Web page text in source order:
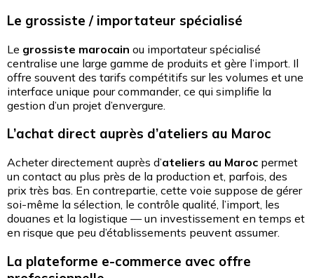
Le grossiste / importateur spécialisé
Le grossiste marocain ou importateur spécialisé
centralise une large gamme de produits et gère l’import. Il
offre souvent des tarifs compétitifs sur les volumes et une
interface unique pour commander, ce qui simplifie la
gestion d’un projet d’envergure.
L’achat direct auprès d’ateliers au Maroc
Acheter directement auprès d’ateliers au Maroc permet
un contact au plus près de la production et, parfois, des
prix très bas. En contrepartie, cette voie suppose de gérer
soi-même la sélection, le contrôle qualité, l’import, les
douanes et la logistique — un investissement en temps et
en risque que peu d’établissements peuvent assumer.
La plateforme e-commerce avec offre